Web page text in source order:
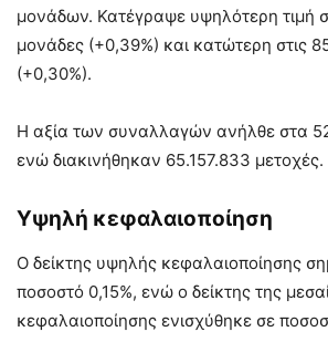
μονάδων. Κατέγραψε υψηλότερη τιμή
μονάδες (+0,39%) και κατώτερη στις
(+0,30%).
Η αξία των συναλλαγών ανήλθε στα
ενώ διακινήθηκαν 65.157.833 μετοχές.
Υψηλή κεφαλαιοποίηση
Ο δείκτης υψηλής κεφαλαιοποίησης
ποσοστό 0,15%, ενώ ο δείκτης της
κεφαλαιοποίησης ενισχύθηκε σε